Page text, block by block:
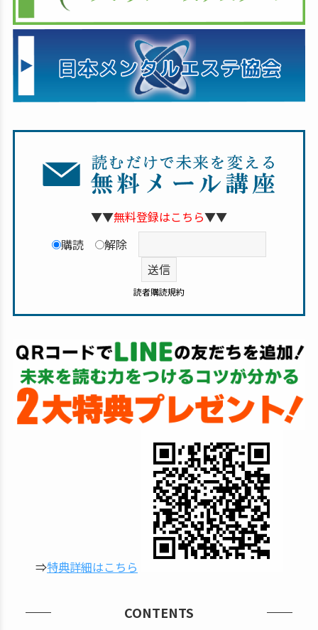
▼▼無料登録はこちら▼▼
購読
解除
読者購読規約
⇒特典詳細はこちら
CONTENTS